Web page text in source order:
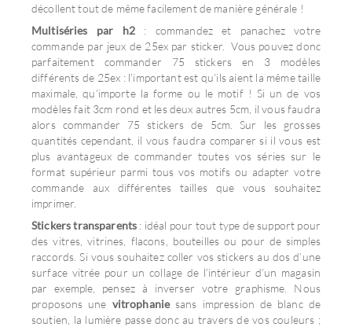
décollent tout de même facilement de manière générale !
Multiséries par h2 : commandez et panachez votre
commande par jeux de 25ex par sticker. Vous pouvez donc
parfaitement commander 75 stickers en 3 modèles
différents de 25ex : l’important est qu’ils aient la même taille
maximale, qu’importe la forme ou le motif ! Si un de vos
modèles fait 3cm rond et les deux autres 5cm, il vous faudra
alors commander 75 stickers de 5cm. Sur les grosses
quantités cependant, il vous faudra comparer si il vous est
plus avantageux de commander toutes vos séries sur le
format supérieur parmi tous vos motifs ou adapter votre
commande aux différentes tailles que vous souhaitez
imprimer.
Stickers transparents : idéal pour tout type de support pour
des vitres, vitrines, flacons, bouteilles ou pour de simples
raccords. Si vous souhaitez coller vos stickers au dos d’une
surface vitrée pour un collage de l’intérieur d’un magasin
par exemple, pensez à inverser votre graphisme. Nous
proposons une vitrophaniesans impression de blanc de
soutien, la lumière passe donc au travers de vos couleurs ;